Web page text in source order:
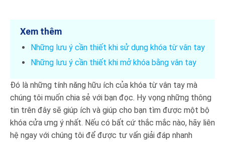
Xem thêm
Những lưu ý cần thiết khi sử dụng khóa từ vân tay
Những lưu ý cần thiết khi mở khóa bằng vân tay
Đó là những tính năng hữu ích của khóa từ vân tay mà
chúng tôi muốn chia sẻ với bạn đọc. Hy vọng những thông
tin trên đây sẽ giúp ích và giúp cho bạn tìm được một bộ
khóa cửa ưng ý nhất. Nếu có bất cứ thắc mắc nào, hãy liên
hệ ngay với chúng tôi để được tư vấn giải đáp nhanh